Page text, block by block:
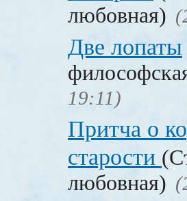
любовная)
Две лопаты
19:11)
Притча о
старости
любовная)